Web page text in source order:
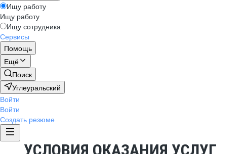
Ищу работу
Ищу работу
Ищу сотрудника
Сервисы
Помощь
Ещё
Поиск
Углеуральский
Войти
Войти
Создать резюме
УСЛОВИЯ ОКАЗАНИЯ УСЛУГ